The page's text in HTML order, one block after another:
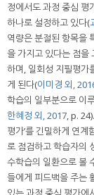
정에서도 과정 중심 평
하나로 설정하고 있다(
역량은 분절된 항목을
을 가지고 있다는 점을
하며, 일회성 지필평가
게 된다(이미경 외,
학습의 일부분으로 이
한혜정 외, 2017, p.
평가’를 긴밀하게 연
로 점검하고 학습자의
수학습의 일환으로 볼
들에게 피드백을 주는